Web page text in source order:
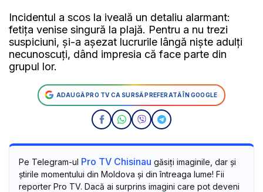
Incidentul a scos la iveală un detaliu alarmant:
fetița venise singură la plajă. Pentru a nu trezi
suspiciuni, și-a așezat lucrurile lângă niște adulți
necunoscuți, dând impresia că face parte din
grupul lor.
ADAUGĂ PRO TV CA SURSĂ PREFERATĂ ÎN GOOGLE
Pe Telegram-ul Pro TV Chisinau găsiți imaginile, dar și
știrile momentului din Moldova și din întreaga lume! Fii
reporter Pro TV. Dacă ai surprins imagini care pot deveni